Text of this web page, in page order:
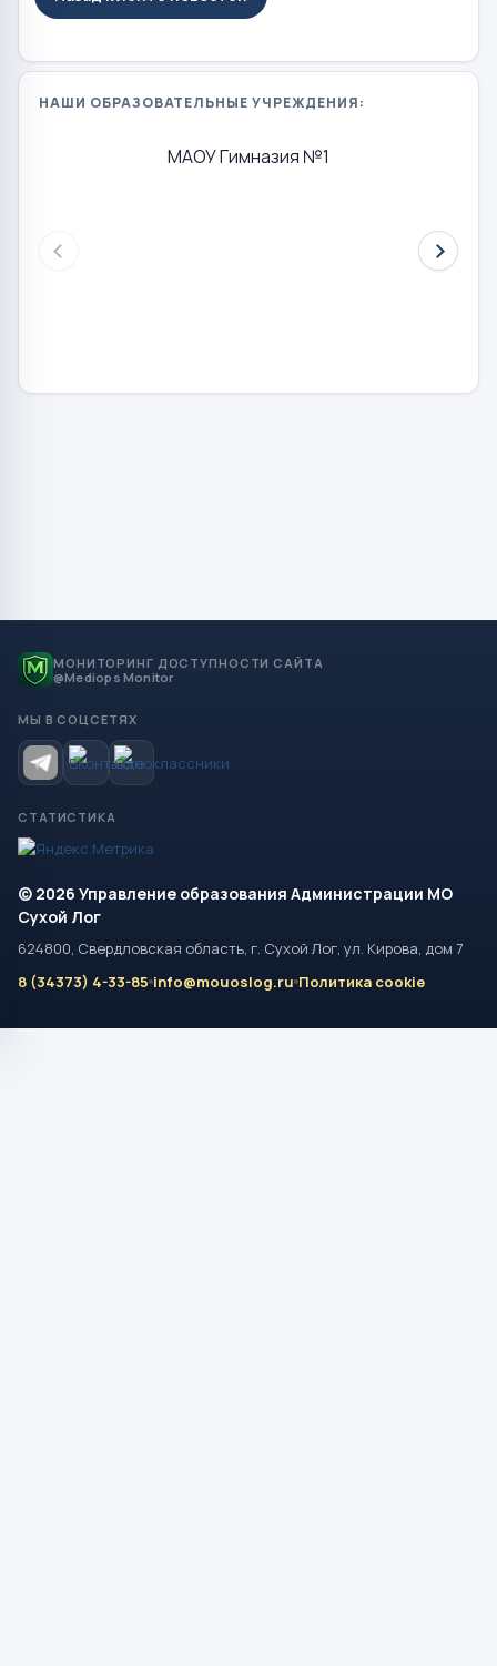
НАШИ ОБРАЗОВАТЕЛЬНЫЕ УЧРЕЖДЕНИЯ:
МАОУ Гимназия №1
МОНИТОРИНГ ДОСТУПНОСТИ САЙТА
@Mediops Monitor
МЫ В СОЦСЕТЯХ
СТАТИСТИКА
© 2026 Управление образования Администрации МО
Сухой Лог
624800, Свердловская область, г. Сухой Лог, ул. Кирова, дом 7
8 (34373) 4-33-85 info@mouoslog.ru Политика cookie